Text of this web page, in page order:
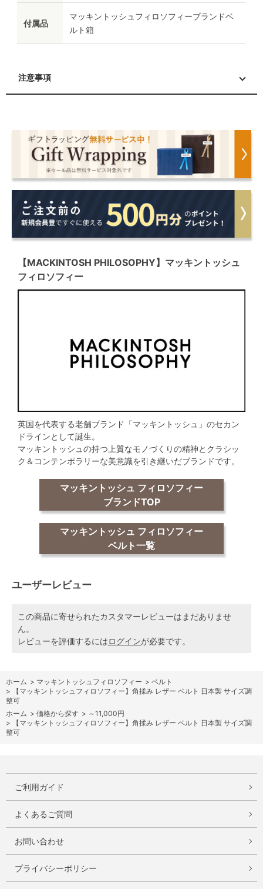
付属品
マッキントッシュフィロソフィーブランドベ
ルト箱
注意事項
【MACKINTOSH PHILOSOPHY】マッキントッシュ
フィロソフィー
英国を代表する老舗ブランド「マッキントッシュ」のセカン
ドラインとして誕生。
マッキントッシュの持つ上質なモノづくりの精神とクラシッ
ク＆コンテンポラリーな美意識を引き継いだブランドです。
マッキントッシュ フィロソフィー
ブランドTOP
マッキントッシュ フィロソフィー
ベルト一覧
ユーザーレビュー
この商品に寄せられたカスタマーレビューはまだありませ
ん。
レビューを評価するにはログインが必要です。
ホーム > マッキントッシュフィロソフィー > ベルト
>
【マッキントッシュフィロソフィー】角揉み レザー ベルト 日本製 サイズ調
整可
ホーム > 価格から探す > ～11,000円
>
【マッキントッシュフィロソフィー】角揉み レザー ベルト 日本製 サイズ調
整可
ご利用ガイド
よくあるご質問
お問い合わせ
プライバシーポリシー